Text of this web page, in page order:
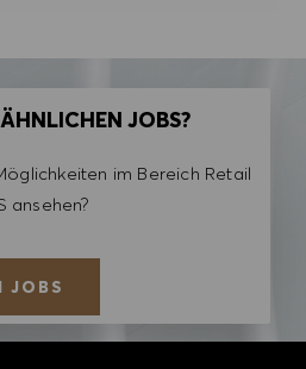
JOBS?
im Bereich Retail
ansehen?
JOBS